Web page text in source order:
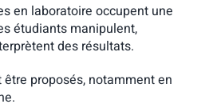
en laboratoire occupent une
étudiants manipulent,
des résultats.
proposés, notamment en